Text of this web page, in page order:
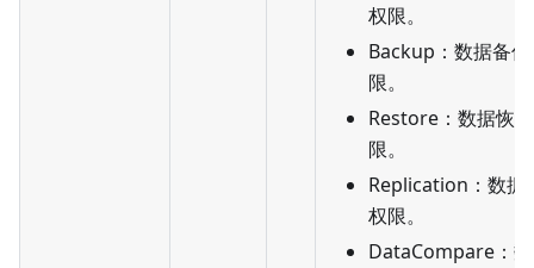
权限。
Backup：数据备
限。
Restore：数据恢
限。
Replication：数据
权限。
DataCompare：